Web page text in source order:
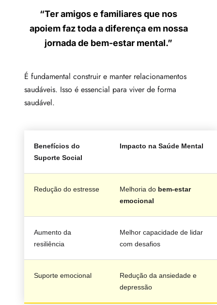
“Ter amigos e familiares que nos
apoiem faz toda a diferença em nossa
jornada de bem-estar mental.”
É fundamental construir e manter relacionamentos
saudáveis. Isso é essencial para viver de forma
saudável.
Benefícios do
Suporte Social
Impacto na Saúde Mental
Redução do estresse Melhoria do bem-estar
emocional
Aumento da
resiliência
Melhor capacidade de lidar
com desafios
Suporte emocional
Redução da ansiedade e
depressão